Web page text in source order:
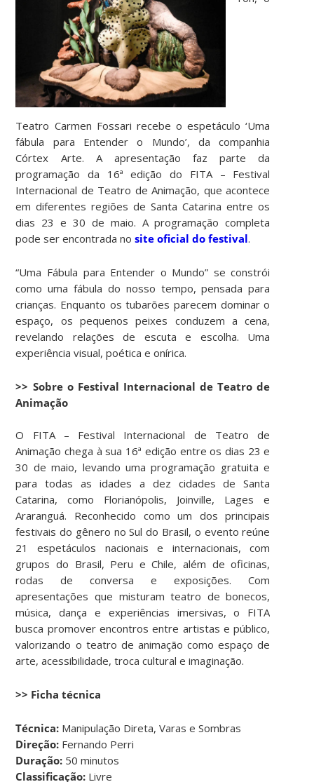
Teatro Carmen Fossari recebe o espetáculo ‘Uma
fábula para Entender o Mundo’, da companhia
Córtex Arte. A apresentação faz parte da
programação da 16ª edição do FITA – Festival
Internacional de Teatro de Animação, que acontece
em diferentes regiões de Santa Catarina entre os
dias 23 e 30 de maio. A programação completa
pode ser encontrada nosite oficial do festival.
“Uma Fábula para Entender o Mundo” se constrói
como uma fábula do nosso tempo, pensada para
crianças. Enquanto os tubarões parecem dominar o
espaço, os pequenos peixes conduzem a cena,
revelando relações de escuta e escolha. Uma
experiência visual, poética e onírica.
>> Sobre o Festival Internacional de Teatro de
Animação
O FITA – Festival Internacional de Teatro de
Animação chega à sua 16ª edição entre os dias 23 e
30 de maio, levando uma programação gratuita e
para todas as idades a dez cidades de Santa
Catarina, como Florianópolis, Joinville, Lages e
Araranguá. Reconhecido como um dos principais
festivais do gênero no Sul do Brasil, o evento reúne
21 espetáculos nacionais e internacionais, com
grupos do Brasil, Peru e Chile, além de oficinas,
rodas de conversa e exposições. Com
apresentações que misturam teatro de bonecos,
música, dança e experiências imersivas, o FITA
busca promover encontros entre artistas e público,
valorizando o teatro de animação como espaço de
arte, acessibilidade, troca cultural e imaginação.
>> Ficha técnica
Técnica: Manipulação Direta, Varas e Sombras
Direção: Fernando Perri
Duração: 50 minutos
Classificação: Livre